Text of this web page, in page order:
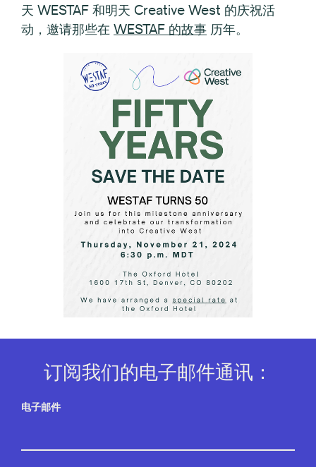
天 WESTAF 和明天 Creative West 的庆祝活
动，邀请那些在 WESTAF 的故事 历年。
订阅我们的电子邮件通讯：
电子邮件